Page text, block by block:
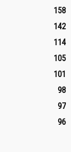
158
142
114
105
101
98
97
96